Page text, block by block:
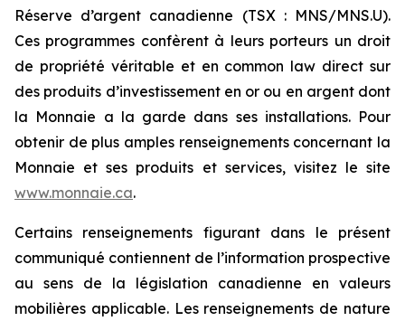
Réserve d’argent canadienne (TSX : MNS/MNS.U).
Ces programmes confèrent à leurs porteurs un droit
de propriété véritable et en common law direct sur
des produits d’investissement en or ou en argent dont
la Monnaie a la garde dans ses installations. Pour
obtenir de plus amples renseignements concernant la
Monnaie et ses produits et services, visitez le site
www.monnaie.ca.
Certains renseignements figurant dans le présent
communiqué contiennent de l’information prospective
au sens de la législation canadienne en valeurs
mobilières applicable. Les renseignements de nature